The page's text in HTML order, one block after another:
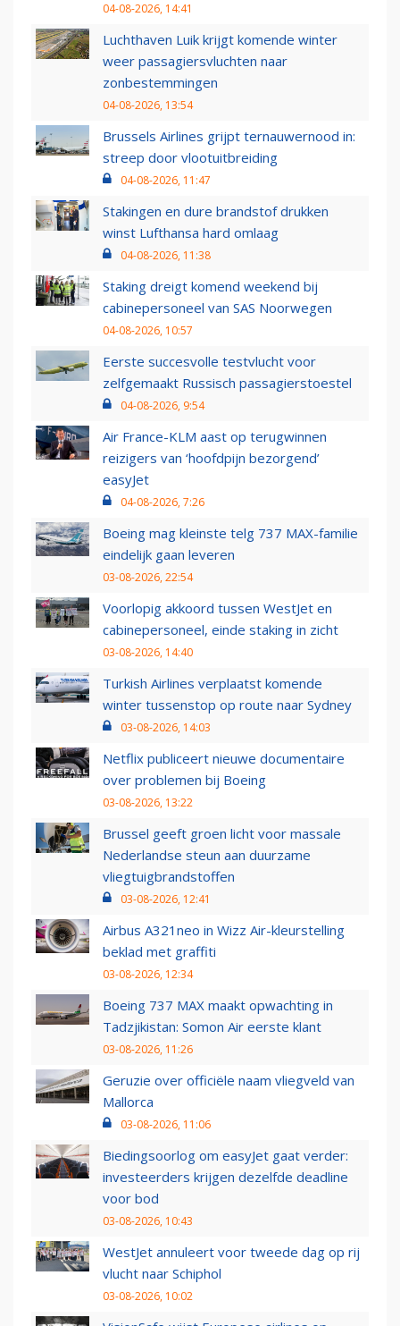
04-08-2026, 14:41
Luchthaven Luik krijgt komende winter
weer passagiersvluchten naar
zonbestemmingen
04-08-2026, 13:54
Brussels Airlines grijpt ternauwernood in:
streep door vlootuitbreiding
04-08-2026, 11:47
Stakingen en dure brandstof drukken
winst Lufthansa hard omlaag
04-08-2026, 11:38
Staking dreigt komend weekend bij
cabinepersoneel van SAS Noorwegen
04-08-2026, 10:57
Eerste succesvolle testvlucht voor
zelfgemaakt Russisch passagierstoestel
04-08-2026, 9:54
Air France-KLM aast op terugwinnen
reizigers van ‘hoofdpijn bezorgend’
easyJet
04-08-2026, 7:26
Boeing mag kleinste telg 737 MAX-familie
eindelijk gaan leveren
03-08-2026, 22:54
Voorlopig akkoord tussen WestJet en
cabinepersoneel, einde staking in zicht
03-08-2026, 14:40
Turkish Airlines verplaatst komende
winter tussenstop op route naar Sydney
03-08-2026, 14:03
Netflix publiceert nieuwe documentaire
over problemen bij Boeing
03-08-2026, 13:22
Brussel geeft groen licht voor massale
Nederlandse steun aan duurzame
vliegtuigbrandstoffen
03-08-2026, 12:41
Airbus A321neo in Wizz Air-kleurstelling
beklad met graffiti
03-08-2026, 12:34
Boeing 737 MAX maakt opwachting in
Tadzjikistan: Somon Air eerste klant
03-08-2026, 11:26
Geruzie over officiële naam vliegveld van
Mallorca
03-08-2026, 11:06
Biedingsoorlog om easyJet gaat verder:
investeerders krijgen dezelfde deadline
voor bod
03-08-2026, 10:43
WestJet annuleert voor tweede dag op rij
vlucht naar Schiphol
03-08-2026, 10:02